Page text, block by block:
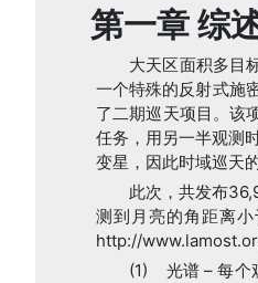
第一章 综
大天区面积多目
一个特殊的反射式施
了二期巡天项目。该
任务，用另一半观测
变星，因此时域巡天
此次，共发布
测到月亮的角距离
http://
(1) 光谱 – 每个